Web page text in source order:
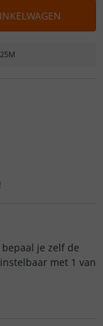
je zelf de
met 1 van